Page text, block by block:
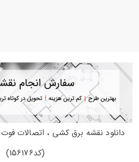
دانلود نقشه برق کشی ، اتصالات
(کد156176)